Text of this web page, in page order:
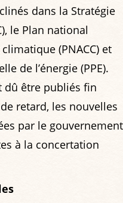
dans la Stratégie
le Plan national
(PNACC) et
de l’énergie (PPE).
dû être publiés fin
retard, les nouvelles
par le gouvernement
à la concertation